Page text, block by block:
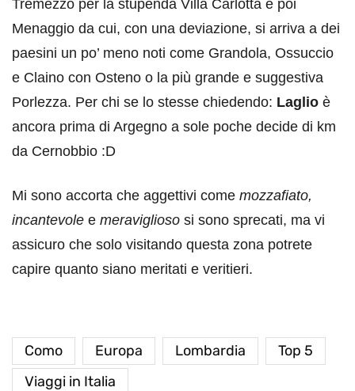
Tremezzo per la stupenda Villa Carlotta e poi
Menaggio da cui, con una deviazione, si arriva a dei
paesini un po’ meno noti come Grandola, Ossuccio
e Claino con Osteno o la più grande e suggestiva
Porlezza. Per chi se lo stesse chiedendo: Laglio è
ancora prima di Argegno a sole poche decide di km
da Cernobbio :D
Mi sono accorta che aggettivi come mozzafiato,
incantevole e meraviglioso si sono sprecati, ma vi
assicuro che solo visitando questa zona potrete
capire quanto siano meritati e veritieri.
Como Europa Lombardia
Top 5
Viaggi in Italia